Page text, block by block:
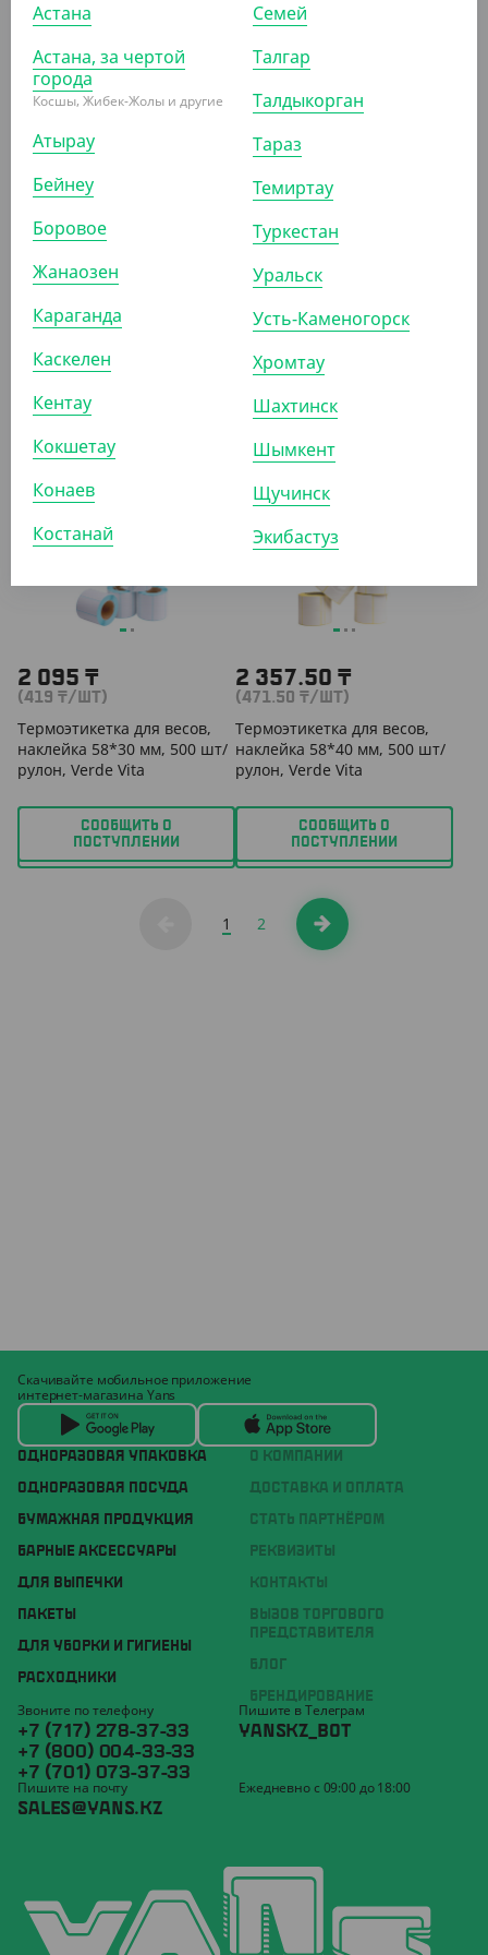
СООБЩИТЬ О
ПОСТУПЛЕНИИ
СООБЩИТЬ О
ПОСТУПЛЕНИИ
(1 239₸ /ШТ)
Скотч "Гигант",
прозрачный, 60 мм, 150 м
ПОСТУПЛЕНИИ
(312.90 ₸/ШТ)
Чековая термолента R-
Keeper, 80 мм, 36 м
ПОСТУПЛЕНИИ
АРТ. 8100205
2 095 ₸
(419 ₸/ШТ)
Термоэтикетка для весов,
наклейка 58*30 мм, 500 шт/
рулон, Verde Vita
СООБЩИТЬ О
ПОСТУПЛЕНИИ
АРТ. 8100204
2 357.50 ₸
(471.50 ₸/ШТ)
Термоэтикетка для весов,
наклейка 58*40 мм, 500 шт/
рулон, Verde Vita
СООБЩИТЬ О
ПОСТУПЛЕНИИ
1 2
ОДНОРАЗОВАЯ УПАКОВКА
ОДНОРАЗОВАЯ ПОСУДА
БУМАЖНАЯ ПРОДУКЦИЯ
БАРНЫЕ АКСЕССУАРЫ
ДЛЯ ВЫПЕЧКИ
ПАКЕТЫ
ДЛЯ УБОРКИ И ГИГИЕНЫ
РАСХОДНИКИ
О КОМПАНИИ
ДОСТАВКА И ОПЛАТА
СТАТЬ ПАРТНЁРОМ
РЕКВИЗИТЫ
КОНТАКТЫ
ВЫЗОВ ТОРГОВОГО
ПРЕДСТАВИТЕЛЯ
БЛОГ
БРЕНДИРОВАНИЕ
Скачивайте мобильное приложение
интернет-магазина Yans
Звоните по телефону
+7 (717) 278-37-33
+7 (800) 004-33-33
+7 (701) 073-37-33
Пишите в Телеграм
YANSKZ_BOT
Пишите на почту
SALES@YANS.KZ
Ежедневно с 09:00 до 18:00
Астана
Астана, за чертой
города
Косшы, Жибек-Жолы и другие
Атырау
Бейнеу
Боровое
Жанаозен
Караганда
Каскелен
Кентау
Кокшетау
Конаев
Костанай
Семей
Талгар
Талдыкорган
Тараз
Темиртау
Туркестан
Уральск
Усть-Каменогорск
Хромтау
Шахтинск
Шымкент
Щучинск
Экибастуз